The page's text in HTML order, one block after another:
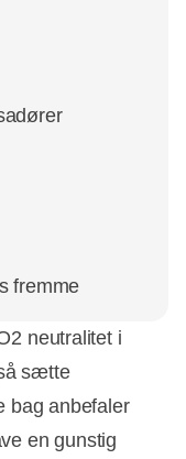
fremme
neutralitet i
sætte
bag anbefaler
en gunstig